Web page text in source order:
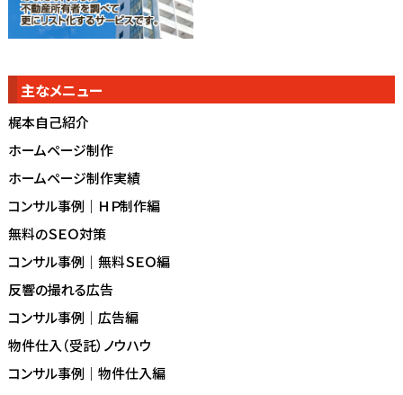
主なメニュー
梶本自己紹介
ホームページ制作
ホームページ制作実績
コンサル事例｜ＨＰ制作編
無料のＳＥＯ対策
コンサル事例｜無料ＳＥＯ編
反響の撮れる広告
コンサル事例｜広告編
物件仕入（受託）ノウハウ
コンサル事例｜物件仕入編